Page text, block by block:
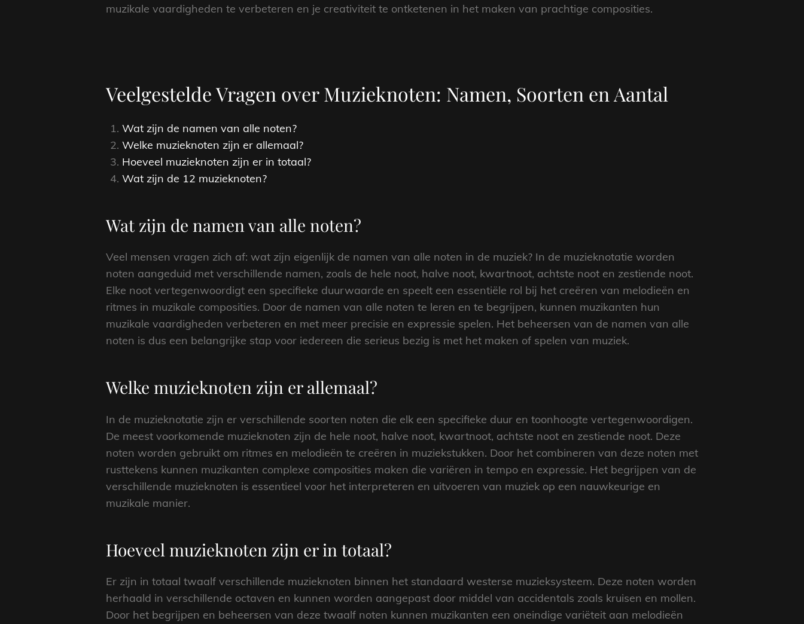
muzikale vaardigheden te verbeteren en je creativiteit te ontketenen in het maken van prachtige composities.
Veelgestelde Vragen over Muzieknoten: Namen, Soorten en Aantal
Wat zijn de namen van alle noten?
Welke muzieknoten zijn er allemaal?
Hoeveel muzieknoten zijn er in totaal?
Wat zijn de 12 muzieknoten?
Wat zijn de namen van alle noten?
Veel mensen vragen zich af: wat zijn eigenlijk de namen van alle noten in de muziek? In de muzieknotatie worden
noten aangeduid met verschillende namen, zoals de hele noot, halve noot, kwartnoot, achtste noot en zestiende noot.
Elke noot vertegenwoordigt een specifieke duurwaarde en speelt een essentiële rol bij het creëren van melodieën en
ritmes in muzikale composities. Door de namen van alle noten te leren en te begrijpen, kunnen muzikanten hun
muzikale vaardigheden verbeteren en met meer precisie en expressie spelen. Het beheersen van de namen van alle
noten is dus een belangrijke stap voor iedereen die serieus bezig is met het maken of spelen van muziek.
Welke muzieknoten zijn er allemaal?
In de muzieknotatie zijn er verschillende soorten noten die elk een specifieke duur en toonhoogte vertegenwoordigen.
De meest voorkomende muzieknoten zijn de hele noot, halve noot, kwartnoot, achtste noot en zestiende noot. Deze
noten worden gebruikt om ritmes en melodieën te creëren in muziekstukken. Door het combineren van deze noten met
rusttekens kunnen muzikanten complexe composities maken die variëren in tempo en expressie. Het begrijpen van de
verschillende muzieknoten is essentieel voor het interpreteren en uitvoeren van muziek op een nauwkeurige en
muzikale manier.
Hoeveel muzieknoten zijn er in totaal?
Er zijn in totaal twaalf verschillende muzieknoten binnen het standaard westerse muzieksysteem. Deze noten worden
herhaald in verschillende octaven en kunnen worden aangepast door middel van accidentals zoals kruisen en mollen.
Door het begrijpen en beheersen van deze twaalf noten kunnen muzikanten een oneindige variëteit aan melodieën